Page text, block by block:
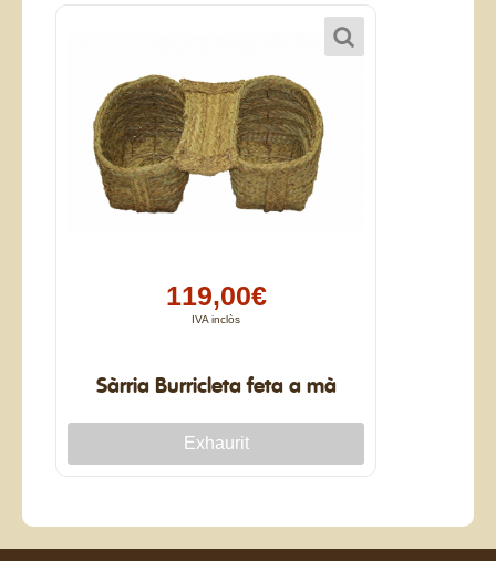
119,00€
IVA inclòs
Sàrria Burricleta feta a mà